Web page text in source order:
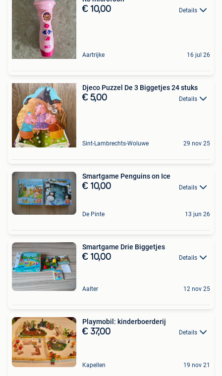
€ 10,00 Details
Aartrijke 16 jul 26
Djeco Puzzel De 3 Biggetjes 24 stuks
€ 5,00 Details
Sint-Lambrechts-Woluwe 29 nov 25
Smartgame Penguins on Ice
€ 10,00 Details
De Pinte 13 jun 26
Smartgame Drie Biggetjes
€ 10,00 Details
Aalter 12 nov 25
Playmobil: kinderboerderij
€ 37,00 Details
Kapellen 19 nov 21